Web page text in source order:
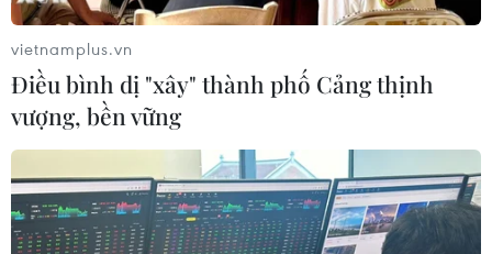
vietnamplus.vn
Điều bình dị "xây" thành phố Cảng thịnh
vượng, bền vững